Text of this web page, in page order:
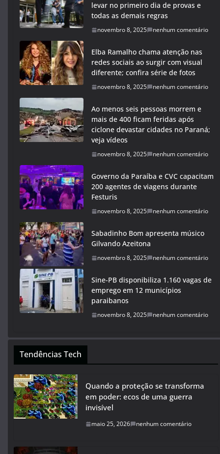
levar no primeiro dia de provas e
todas as demais regras
novembro 8, 2025 nenhum comentário
Elba Ramalho chama atenção nas
redes sociais ao surgir com visual
diferente; confira série de fotos
novembro 8, 2025 nenhum comentário
Ao menos seis pessoas morrem e
mais de 400 ficam feridas após
ciclone devastar cidades no Paraná;
veja vídeos
novembro 8, 2025 nenhum comentário
Governo da Paraíba e CVC capacitam
200 agentes de viagens durante
Festuris
novembro 8, 2025 nenhum comentário
Sabadinho Bom apresenta músico
Gilvando Azeitona
novembro 8, 2025 nenhum comentário
Sine-PB disponibiliza 1.160 vagas de
emprego em 12 municípios
paraibanos
novembro 8, 2025 nenhum comentário
Tendências Tech
Quando a proteção se transforma
em poder: ecos de uma guerra
invisível
maio 25, 2026 nenhum comentário